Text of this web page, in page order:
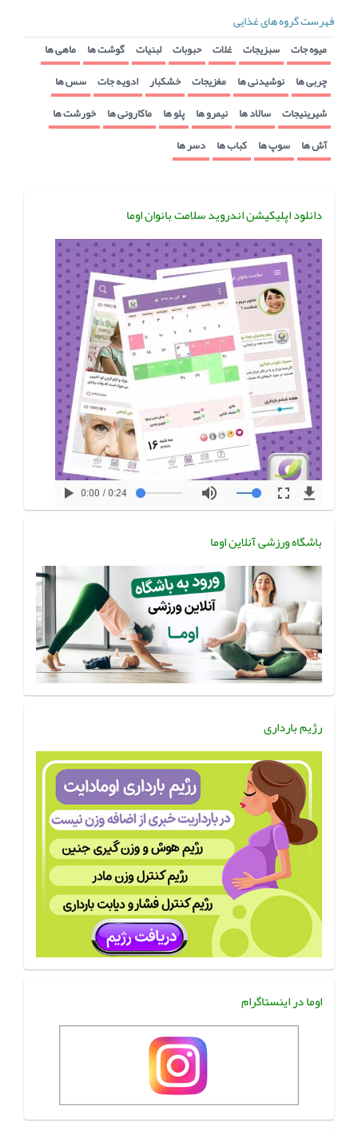
فهرست گروه های غذایی
میوه جات سبزیجات غلات حبوبات لبنیات گوشت ها ماهی ها
چربی ها نوشیدنی ها مغزیجات خشکبار ادویه جات سس ها
شیرینیجات سالاد ها نیمرو ها پلو ها ماکارونی ها خورشت ها
آش ها سوپ ها کباب ها دسر ها
دانلود اپلیکیشن اندروید سلامت بانوان اوما
باشگاه ورزشی آنلاین اوما
رژیم بارداری
اوما در اینستاگرام